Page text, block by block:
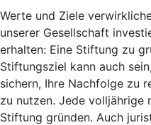
Werte und Ziele
unserer Gesellschaft
erhalten: Eine Stiftung zu
Stiftungsziel kann auch
sichern, Ihre Nachfolge zu
zu nutzen. Jede volljährige
Stiftung gründen. Auch